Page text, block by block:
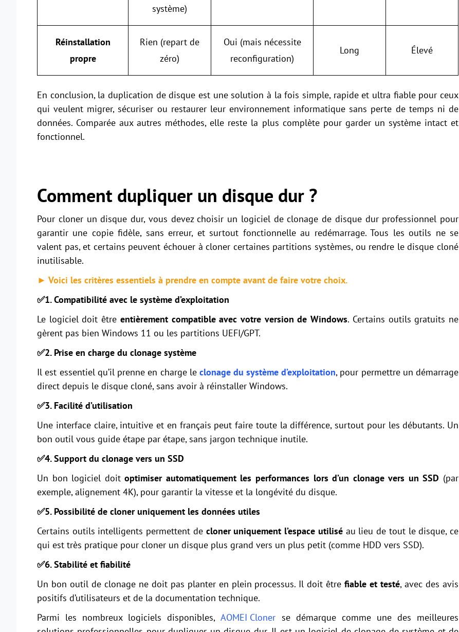
système)
Réinstallation
propre
Rien (repart de
zéro)
Oui (mais nécessite
reconfiguration)
Long Élevé
En conclusion, la duplication de disque est une solution à la fois simple, rapide et ultra fiable pour ceux
qui veulent migrer, sécuriser ou restaurer leur environnement informatique sans perte de temps ni de
données. Comparée aux autres méthodes, elle reste la plus complète pour garder un système intact et
fonctionnel.
Comment dupliquer un disque dur ?
Pour cloner un disque dur, vous devez choisir un logiciel de clonage de disque dur professionnel pour
garantir une copie fidèle, sans erreur, et surtout fonctionnelle au redémarrage. Tous les outils ne se
valent pas, et certains peuvent échouer à cloner certaines partitions systèmes, ou rendre le disque cloné
inutilisable.
► Voici les critères essentiels à prendre en compte avant de faire votre choix.
✅1. Compatibilité avec le système d’exploitation
Le logiciel doit être entièrement compatible avec votre version de Windows. Certains outils gratuits ne
gèrent pas bien Windows 11 ou les partitions UEFI/GPT.
✅2. Prise en charge du clonage système
Il est essentiel qu’il prenne en charge le clonage du système d’exploitation, pour permettre un démarrage
direct depuis le disque cloné, sans avoir à réinstaller Windows.
✅3. Facilité d’utilisation
Une interface claire, intuitive et en français peut faire toute la différence, surtout pour les débutants. Un
bon outil vous guide étape par étape, sans jargon technique inutile.
✅4. Support du clonage vers un SSD
Un bon logiciel doitoptimiser automatiquement les performances lors d’un clonage vers un SSD (par
exemple, alignement 4K), pour garantir la vitesse et la longévité du disque.
✅5. Possibilité de cloner uniquement les données utiles
Certains outils intelligents permettent de cloner uniquement l’espace utiliséau lieu de tout le disque, ce
qui est très pratique pour cloner un disque plus grand vers un plus petit (comme HDD vers SSD).
✅6. Stabilité et fiabilité
Un bon outil de clonage ne doit pas planter en plein processus. Il doit êtrefiable et testé, avec des avis
positifs d’utilisateurs et de la documentation technique.
Parmi les nombreux logiciels disponibles,AOMEI Cloner se démarque comme une des meilleures